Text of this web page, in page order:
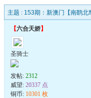
主题 : 153期：新澳门【南鹞北
【六合天娇】
圣骑士
发帖: 2312
威望: 20337 点
铜币: 10301 枚